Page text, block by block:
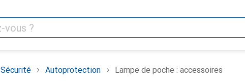
Sécurité Autoprotection Lampe de poche : accessoires